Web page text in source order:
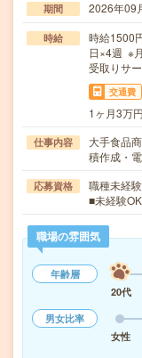
期間 2026年09
時給
時給1500
日×4週 ※
受取りサ
交通費
1ヶ月3万
仕事内容
大手食品
積作成・
応募資格
職種未経
■未経験OK
職場の雰囲気
年齢層
20代
男女比率
女性